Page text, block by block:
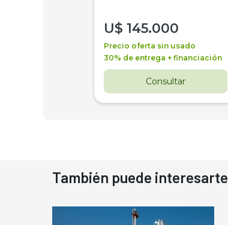
U$ 145.000
Precio oferta sin usado
30% de entrega + financiación
Consultar
También puede interesarte